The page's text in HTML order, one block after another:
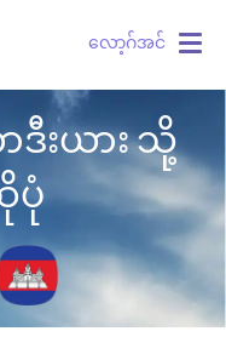
လော့ဂ်အင်
းယား သို့
ပုံ